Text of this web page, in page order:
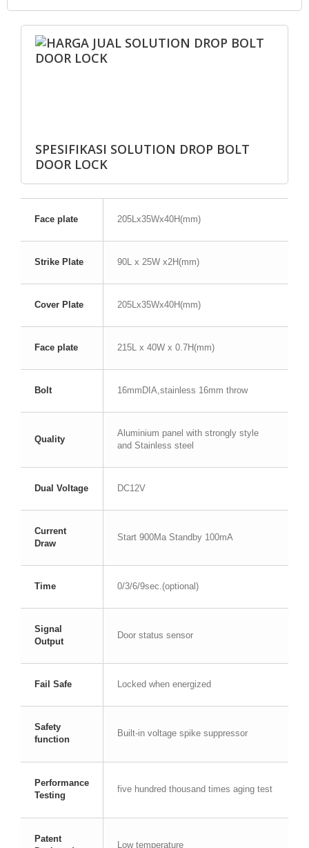
SPESIFIKASI SOLUTION DROP BOLT
DOOR LOCK
Face plate 205Lx35Wx40H(mm)
Strike Plate 90L x 25W x2H(mm)
Cover Plate 205Lx35Wx40H(mm)
Face plate 215L x 40W x 0.7H(mm)
Bolt 16mmDIA,stainless 16mm throw
Quality
Aluminium panel with strongly style
and Stainless steel
Dual Voltage DC12V
Current
Draw
Start 900Ma Standby 100mA
Time 0/3/6/9sec.(optional)
Signal
Output
Door status sensor
Fail Safe Locked when energized
Safety
function
Built-in voltage spike suppressor
Performance
Testing
five hundred thousand times aging test
Patent
Low temperature